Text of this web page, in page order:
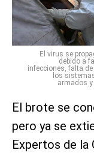
El virus se
debido a
infecciones, falta
los
armados
El brote se
pero ya se
Expertos de la